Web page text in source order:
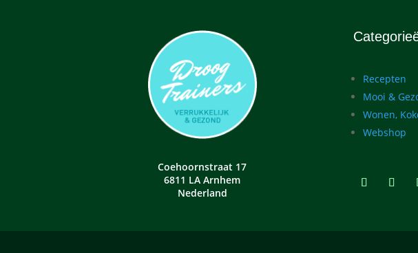
Coehoornstraat 17
6811 LA Arnhem
Nederland
Recepten
Mooi &
Wonen,
Webshop